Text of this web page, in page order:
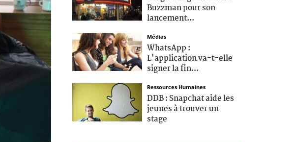
Buzzman pour son
lancement...
Médias
WhatsApp :
L'application va-t-elle
signer la fin...
Ressources Humaines
DDB : Snapchat aide les
jeunes à trouver un
stage